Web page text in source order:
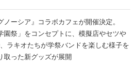
ノーシア』コラボカフェが開催決定。
園祭」をコンセプトに、模擬店やセツや
ラキオたちが学祭バンドを楽しむ様子を
取った新グッズが展開